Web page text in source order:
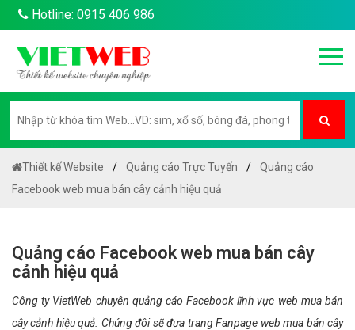
Hotline: 0915 406 986
Thiết kế Website Quảng cáo Trực Tuyến
Quảng cáo
Facebook web mua bán cây cảnh hiệu quả
Quảng cáo Facebook web mua bán cây
cảnh hiệu quả
Công ty VietWeb chuyên quảng cáo Facebook lĩnh vực web mua bán
cây cảnh hiệu quả. Chúng đôi sẽ đưa trang Fanpage web mua bán cây